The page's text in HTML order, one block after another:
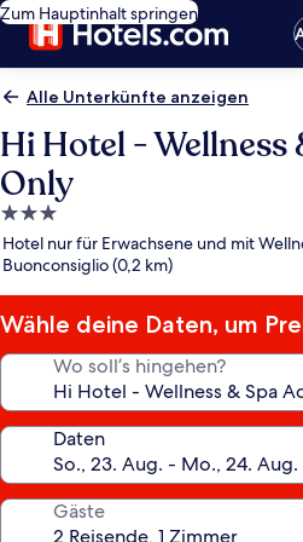
Zum Hauptinhalt springen
Alle Unterkünfte anzeigen
Hi Hotel - Wellness
Only
3.0-
Sterne-
Unterkunft
Hotel nur für Erwachsene und mit
Buonconsiglio (0,2 km)
Wähle deine Daten, um
Wo soll’s hingehen?
Daten
Gäste